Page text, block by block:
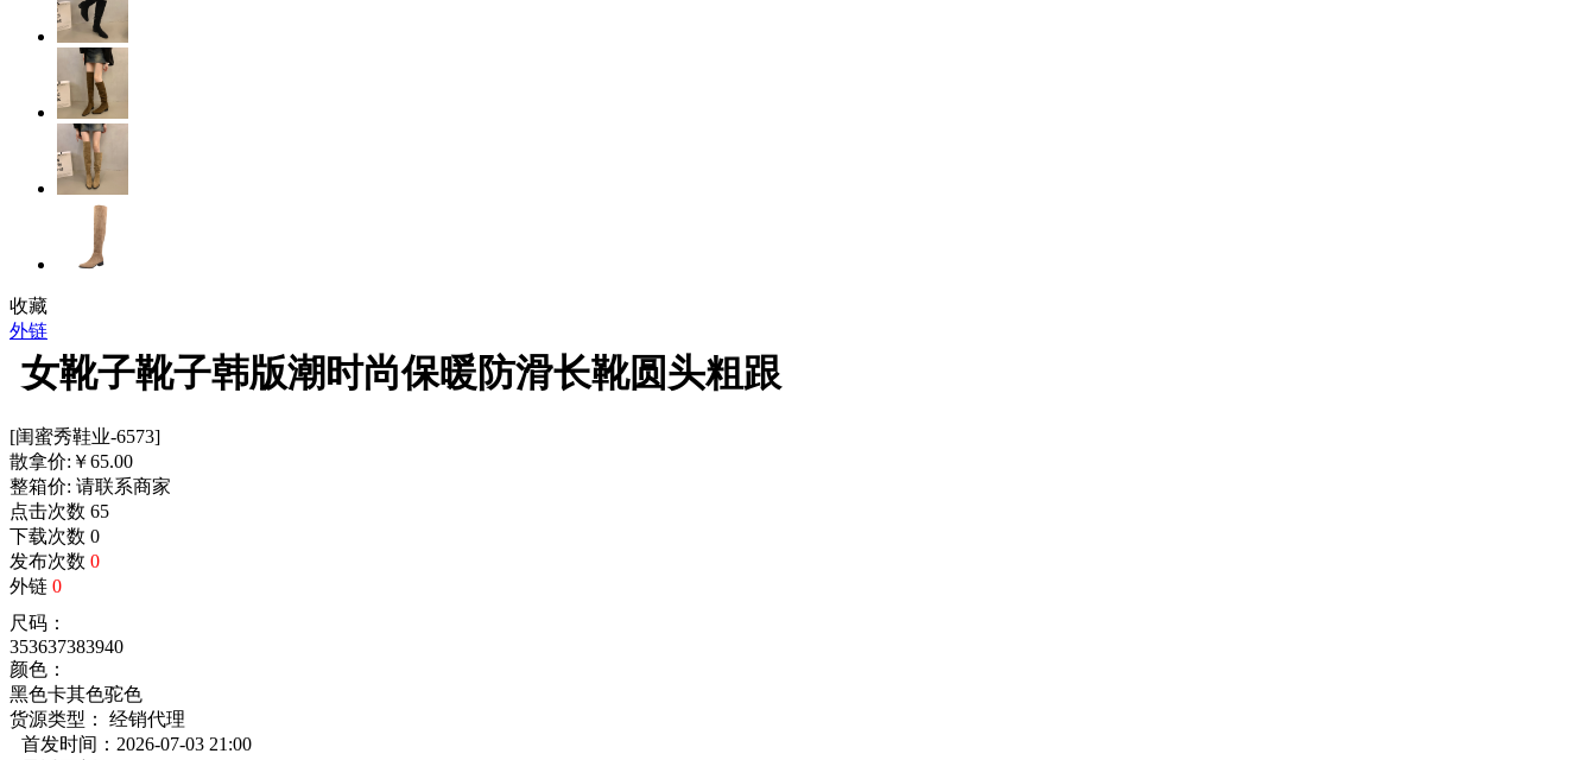
收藏
外链
女靴子靴子韩版潮时尚保暖防滑长靴圆头粗跟
[闺蜜秀鞋业-6573]
散拿价: ￥65.00
整箱价: 请联系商家
点击次数 65
下载次数 0
发布次数 0
外链 0
尺码：
353637383940
颜色：
黑色卡其色驼色
货源类型： 经销代理
首发时间：2026-07-03 21:00